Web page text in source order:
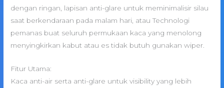
dengan ringan, lapisan anti-glare untuk meminimalisir silau
saat berkendaraan pada malam hari, atau Technologi
pemanas buat seluruh permukaan kaca yang menolong
menyingkirkan kabut atau es tidak butuh gunakan wiper.
Fitur Utama:
Kaca anti-air serta anti-glare untuk visibility yang lebih